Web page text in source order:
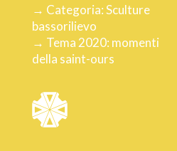
→ Categoria: Sculture
bassorilievo
→ Tema 2020: momenti
della saint-ours